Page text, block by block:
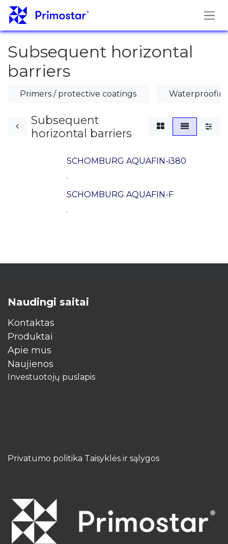
Skip to Content
Subsequent horizontal
barriers
Primers / protective coatings
Subsequent
horizontal barriers
SCHOMBURG AQUAFIN-i380
.
SCHOMBURG AQUAFIN-F
.
Naudingi saitai
Kontaktas
Produktai
Apie mus
​Naujienos
Investuotojų puslapis
Privatumo politika Taisyklės ir sąlygos